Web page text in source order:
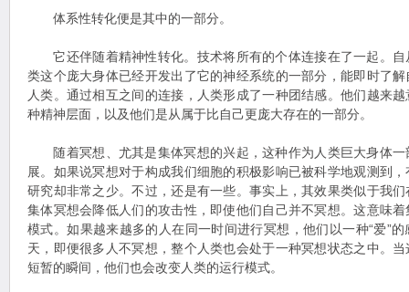
体系性转化便是其中的一部分。
它还伴随着精神性转化。技术将所有的个体连接在了一起。自
类这个庞大身体已经开发出了它的神经系统的一部分，能即时了
人类。通过相互之间的连接，人类形成了一种团结感。他们越来
种精神层面，以及他们是从属于比自己更庞大存在的一部分。
随着冥想、尤其是集体冥想的兴起，这种作为人类巨大身体一
展。如果说冥想对于构成我们细胞的积极影响已被科学地观测到
研究却非常之少。不过，还是有一些。事实上，其效果类似于我
集体冥想会降低人们的攻击性，即使他们自己并不冥想。这意味
模式。如果越来越多的人在同一时间进行冥想，他们以一种“爱”
天，即便很多人不冥想，整个人类也会处于一种冥想状态之中。
短暂的瞬间，他们也会改变人类的运行模式。